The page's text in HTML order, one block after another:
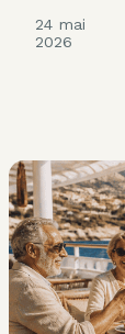
24 mai
2026